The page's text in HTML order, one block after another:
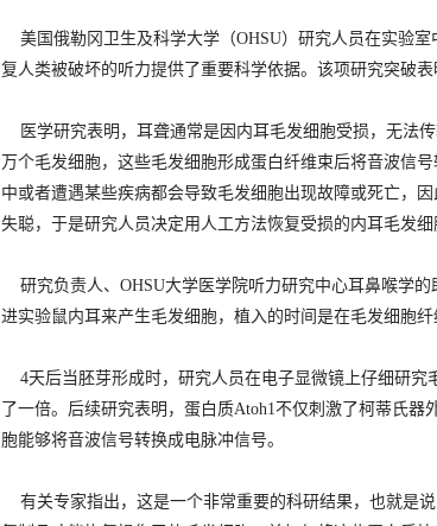
美国俄勒冈卫生及科学大学（OHSU）研究人员在实验
复人类被破坏的听力提供了重要科学依据。该项研究突破
医学研究表明，耳聋通常是因内耳毛发细胞受损，无法
万个毛发细胞，这些毛发细胞形成蛋白纤维束后将音波信
中或者遭遇某些疾病都会导致毛发细胞出现故障或死亡，
失聪，于是研究人员决定用人工方法恢复受损的内耳毛发细
研究负责人、OHSU大学医学院听力研究中心耳鼻喉学的
进实验鼠内耳来产生毛发细胞，植入的时间是在毛发细胞
4天后当胚芽形成时，研究人员在电子显微镜上仔细研究
了一倍。后续研究表明，蛋白质Atoh1不仅刺激了柯蒂氏
胞能够将音波信号转换成电脉冲信号。
有关专家指出，这是一个非常重要的科研结果，也就是